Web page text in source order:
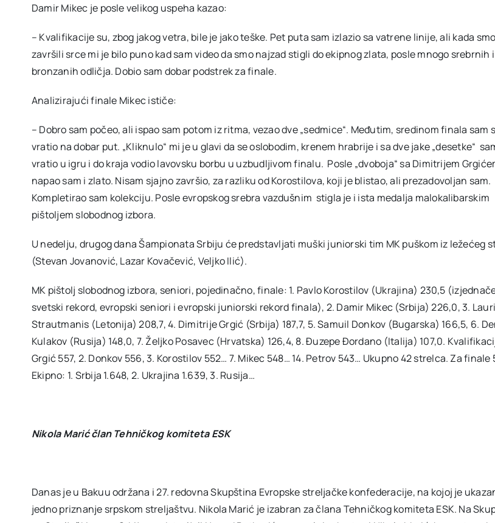
Damir Mikec je posle velikog uspeha kazao:
– Kvalifikacije su, zbog jakog vetra, bile je jako teške. Pet puta sam izlazio sa vatrene linije, ali kada smo
završili srce mi je bilo puno kad sam video da smo najzad stigli do ekipnog zlata, posle mnogo srebrnih i
bronzanih odličja. Dobio sam dobar podstrek za finale.
Analizirajući finale Mikec ističe:
– Dobro sam počeo, ali ispao sam potom iz ritma, vezao dve „sedmice“. Međutim, sredinom finala sam
vratio na dobar put. „Kliknulo“ mi je u glavi da se oslobodim, krenem hrabrije i sa dve jake „desetke“
vratio u igru i do kraja vodio lavovsku borbu u uzbudljivom finalu. Posle „dvoboja“ sa Dimitrijem
napao sam i zlato. Nisam sjajno završio, za razliku od Korostilova, koji je blistao, ali prezadovoljan sam.
Kompletirao sam kolekciju. Posle evropskog srebra vazdušnim stigla je i ista medalja malokalibarskim
pištoljem slobodnog izbora.
U nedelju, drugog dana Šampionata Srbiju će predstavljati muški juniorski tim MK puškom iz ležećeg
(Stevan Jovanović, Lazar Kovačević, Veljko Ilić).
MK pištolj slobodnog izbora, seniori, pojedinačno, finale: 1. Pavlo Korostilov (Ukrajina) 230,5
svetski rekord, evropski seniori i evropski juniorski rekord finala), 2. Damir Mikec (Srbija) 226,0, 3.
Strautmanis (Letonija) 208,7, 4. Dimitrije Grgić (Srbija) 187,7, 5. Samuil Donkov (Bugarska) 166,5, 6.
Kulakov (Rusija) 148,0, 7. Željko Posavec (Hrvatska) 126,4, 8. Đuzepe Đordano (Italija) 107,0.
Grgić 557, 2. Donkov 556, 3. Korostilov 552… 7. Mikec 548… 14. Petrov 543… Ukupno 42 strelca. Za finale
Ekipno: 1. Srbija 1.648, 2. Ukrajina 1.639, 3. Rusija…
Nikola Marić član Tehničkog komiteta ESK
Danas je u Bakuu održana i 27. redovna Skupština Evropske streljačke konfederacije, na kojoj je
jedno priznanje srpskom streljaštvu. Nikola Marić je izabran za člana Tehničkog komiteta ESK. Na